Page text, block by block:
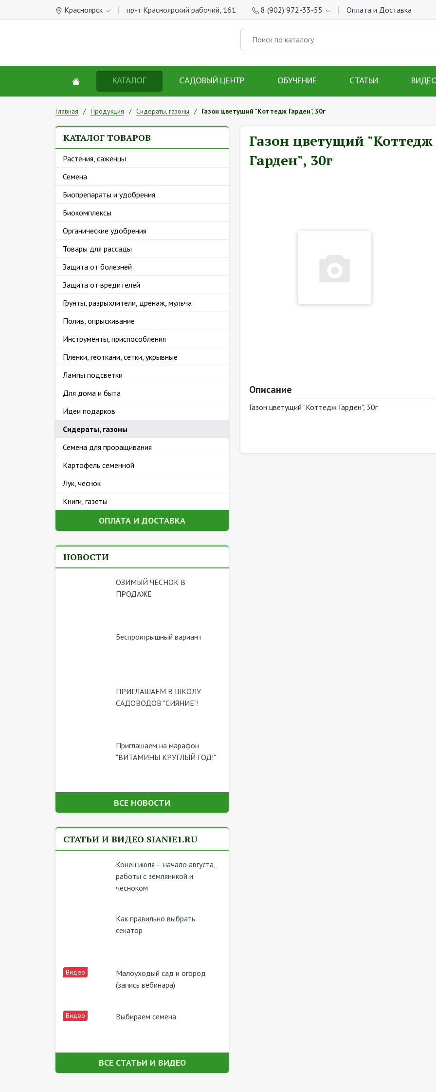
Красноярск пр-т Красноярский рабочий, 161 8 (902) 972-33-55 Оплата и Доставка
КАТАЛОГ САДОВЫЙ ЦЕНТР ОБУЧЕНИЕ СТАТЬИ
Главная Продукция Сидераты, газоны Газон цветущий "Коттедж Гарден", 30г
КАТАЛОГ ТОВАРОВ
Растения, саженцы
Семена
Биопрепараты и удобрения
Биокомплексы
Органические удобрения
Товары для рассады
Защита от болезней
Защита от вредителей
Грунты, разрыхлители, дренаж, мульча
Полив, опрыскивание
Инструменты, приспособления
Пленки, геоткани, сетки, укрывные
Лампы подсветки
Для дома и быта
Идеи подарков
Сидераты, газоны
Семена для проращивания
Картофель семенной
Лук, чеснок
Книги, газеты
ОПЛАТА И ДОСТАВКА
НОВОСТИ
ОЗИМЫЙ ЧЕСНОК В
ПРОДАЖЕ
Беспроигрышный вариант
ПРИГЛАШАЕМ В ШКОЛУ
САДОВОДОВ "СИЯНИЕ"!
Приглашаем на марафон
"ВИТАМИНЫ КРУГЛЫЙ ГОД!"
ВСЕ НОВОСТИ
СТАТЬИ И ВИДЕО SIANIE1.RU
Конец июля – начало августа,
работы с земляникой и
чесноком
Как правильно выбрать
секатор
Видео
Малоуходый сад и огород
(запись вебинара)
Видео Выбираем семена
ВСЕ CТАТЬИ И ВИДЕО
Газон цветущий "Коттедж
Гарден", 30г
Описание
Газон цветущий "Коттедж Гарден", 30г